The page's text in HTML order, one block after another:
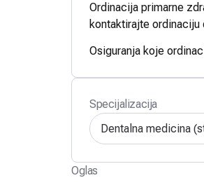
Ordinacija primarne
kontaktirajte ordinaciju
Osiguranja koje
Specijalizacija
Dentalna medicina
Oglas